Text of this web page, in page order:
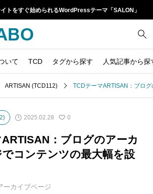
トをすぐ始められるWordPressテーマ「SALON」
いて TCD タグから探す 人気記事から探
14
21
retinaディスプレイ
SNSアイコン
較
ARTISAN (TCD112) TCDテーマARTISAN：ブロ
2025.02.28 0
：ブログのアーカ
コンテンツの最大幅を設
ーカイブページ